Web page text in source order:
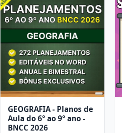
GEOGRAFIA - Planos de
Aula do 6º ao 9º ano -
BNCC 2026